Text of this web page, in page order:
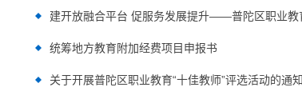
统筹地方教育附加经费项目申报书
关于开展普陀区职业教育“十佳教师”评选活动的通知